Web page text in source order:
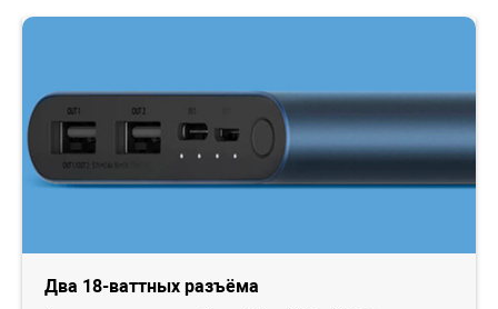
Два 18-ваттных разъёма